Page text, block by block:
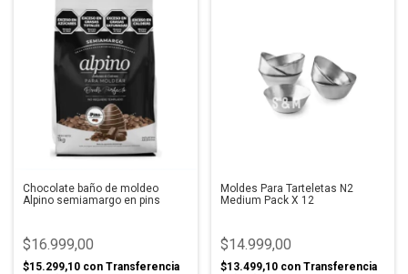
Chocolate baño de moldeo
Alpino semiamargo en pins
$16.999,00
$15.299,10 con Transferencia
Moldes Para Tarteletas N2
Medium Pack X 12
$14.999,00
$13.499,10 con Transferencia